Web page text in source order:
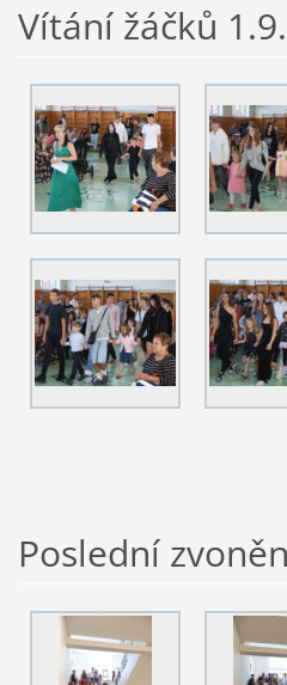
Vítání žáčků
Poslední